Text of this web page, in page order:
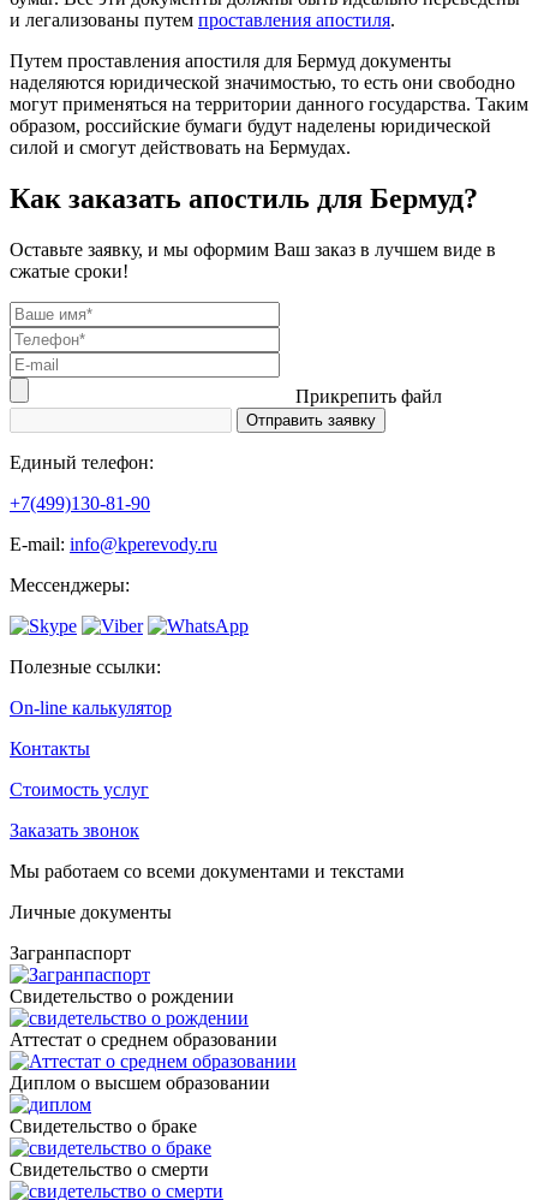
и легализованы путем проставления апостиля.
Путем проставления апостиля для Бермуд документы
наделяются юридической значимостью, то есть они свободно
могут применяться на территории данного государства. Таким
образом, российские бумаги будут наделены юридической
силой и смогут действовать на Бермудах.
Как заказать апостиль для Бермуд?
Оставьте заявку, и мы оформим Ваш заказ в лучшем виде в
сжатые сроки!
Прикрепить файл
Единый телефон:
+7(499)130-81-90
Е-mail: info@kperevody.ru
Мессенджеры:
Полезные ссылки:
On-line калькулятор
Контакты
Стоимость услуг
Заказать звонок
Мы работаем со всеми документами и текстами
Личные документы
Загранпаспорт
Cвидетельство о рождении
Аттестат о среднем образовании
Диплом о высшем образовании
Свидетельство о браке
Свидетельство о смерти